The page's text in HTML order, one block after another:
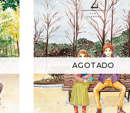
AGOTADO